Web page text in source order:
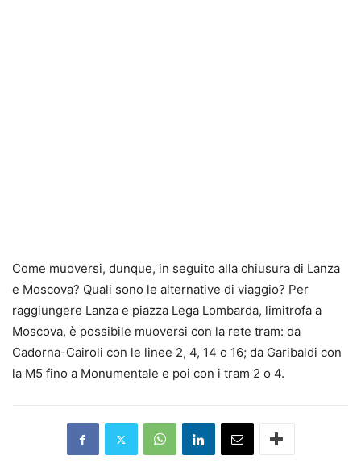
Come muoversi, dunque, in seguito alla chiusura di Lanza
e Moscova? Quali sono le alternative di viaggio? Per
raggiungere Lanza e piazza Lega Lombarda, limitrofa a
Moscova, è possibile muoversi con la rete tram: da
Cadorna-Cairoli con le linee 2, 4, 14 o 16; da Garibaldi con
la M5 fino a Monumentale e poi con i tram 2 o 4.